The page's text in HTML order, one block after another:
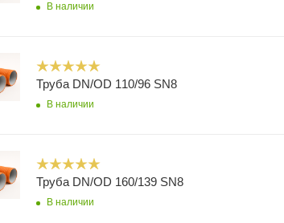
В наличии
Труба DN/OD 110/96 SN8
В наличии
Труба DN/OD 160/139 SN8
В наличии